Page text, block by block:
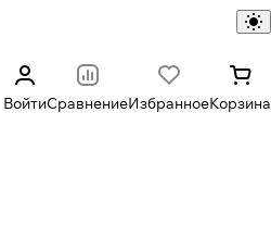
ВойтиСравнениеИзбранноеКорзина